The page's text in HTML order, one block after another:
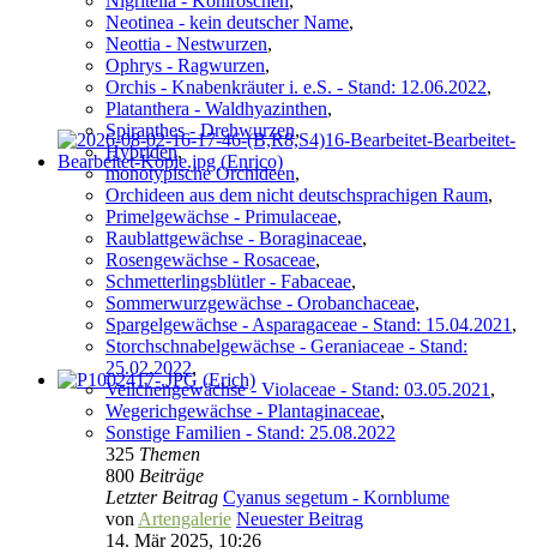
Neotinea - kein deutscher Name,
Neottia - Nestwurzen,
Ophrys - Ragwurzen,
Orchis - Knabenkräuter i. e.S. - Stand: 12.06.2022,
Platanthera - Waldhyazinthen,
Spiranthes - Drehwurzen,
Hybriden,
monotypische Orchideen,
Orchideen aus dem nicht deutschsprachigen Raum,
Primelgewächse - Primulaceae,
Raublattgewächse - Boraginaceae,
Rosengewächse - Rosaceae,
Schmetterlingsblütler - Fabaceae,
Sommerwurzgewächse - Orobanchaceae,
Spargelgewächse - Asparagaceae - Stand: 15.04.2021 ,
Storchschnabelgewächse - Geraniaceae - Stand:
25.02.2022,
Veilchengewächse - Violaceae - Stand: 03.05.2021 ,
Wegerichgewächse - Plantaginaceae,
Sonstige Familien - Stand: 25.08.2022
325 Themen
800 Beiträge
Letzter Beitrag Cyanus segetum - Kornblume
von Artengalerie Neuester Beitrag
14. Mär 2025, 10:26